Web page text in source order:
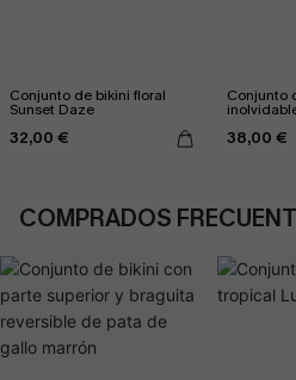
Conjunto de bikini floral
Sunset Daze
32,00 €
Conjunto
38,00 €
COMPRADOS